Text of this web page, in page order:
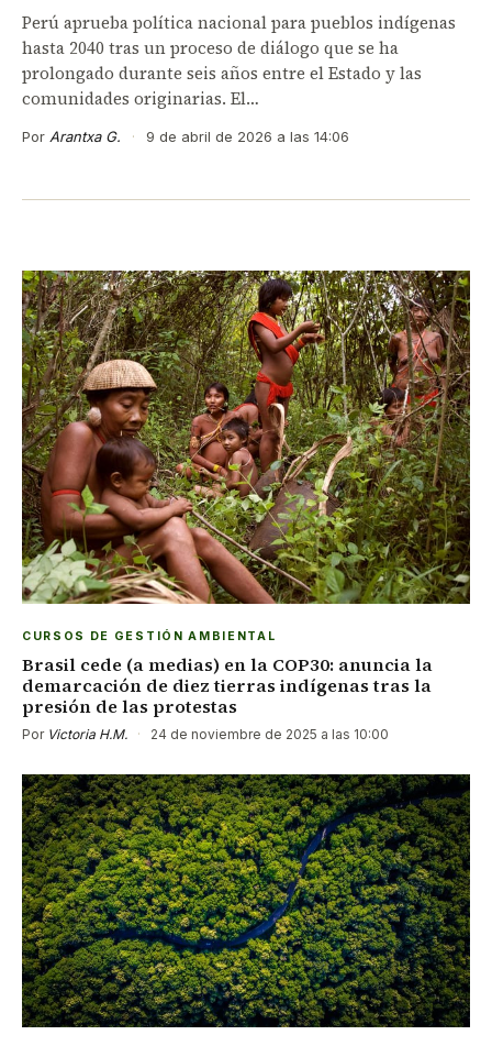
Perú aprueba política nacional para pueblos indígenas
hasta 2040 tras un proceso de diálogo que se ha
prolongado durante seis años entre el Estado y las
comunidades originarias. El…
Por Arantxa G. · 9 de abril de 2026 a las 14:06
CURSOS DE GESTIÓN AMBIENTAL
Brasil cede (a medias) en la COP30: anuncia la
demarcación de diez tierras indígenas tras la
presión de las protestas
Por Victoria H.M. · 24 de noviembre de 2025 a las 10:00